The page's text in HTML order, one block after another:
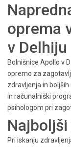
oprema
v Delhiju
Bolnišnice Apollo v
opremo za
zdravljenja in
in računalniški
psihologom pri
Pri iskanju